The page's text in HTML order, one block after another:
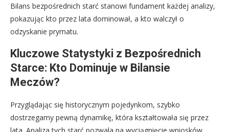
Bilans bezpośrednich starć stanowi fundament każdej analizy,
pokazując kto przez lata dominował, a kto walczył o
odzyskanie prymatu.
Kluczowe Statystyki z Bezpośrednich
Starce: Kto Dominuje w Bilansie
Meczów?
Przyglądając się historycznym pojedynkom, szybko
dostrzegamy pewną dynamikę, która kształtowała się przez